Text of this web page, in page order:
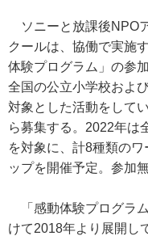
ソニーと放課後NPO
クールは、協働で実施
体験プログラム」の参加
全国の公立小学校およ
対象とした活動をして
ら募集する。2022年は
を対象に、計8種類のワ
ップを開催予定。参加無
「感動体験プログラ
けて2018年より展開し